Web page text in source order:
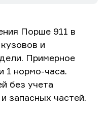
Порше 911 в
и
Примерное
1 нормо-часа.
без учета
запасных частей.